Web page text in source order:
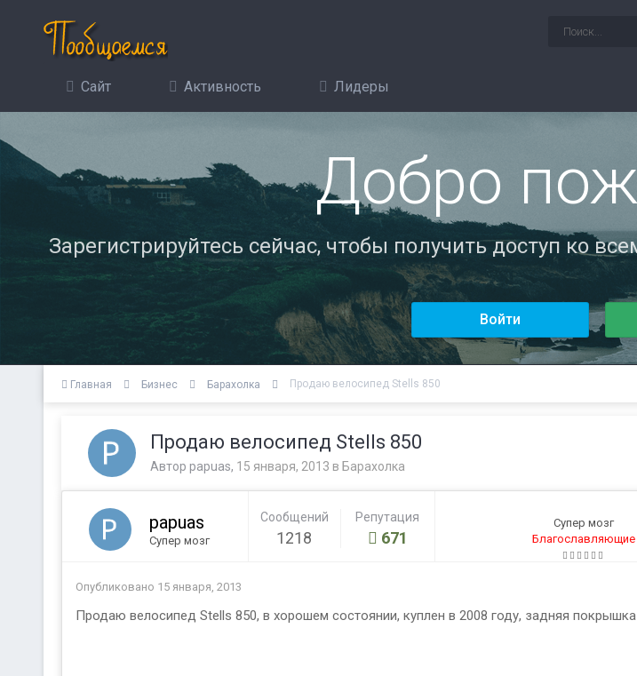
Сайт Активность Лидеры
Добро
Зарегистрируйтесь сейчас, чтобы получить доступ ко
Войти
Главная Бизнес Барахолка Продаю велосипед Stells 850
Продаю велосипед Stells 850
Автор papuas, 15 января, 2013 в Барахолка
papuas
Супер мозг
Сообщений
1218
Репутация
671
Супер мозг
Благославляющие
Опубликовано 15 января, 2013
Продаю велосипед Stells 850, в хорошем состоянии, куплен в 2008 году, задняя